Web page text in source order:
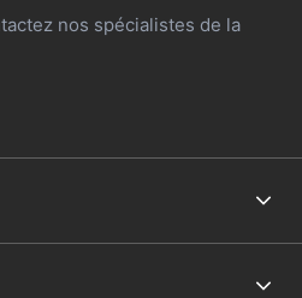
nos spécialistes de la